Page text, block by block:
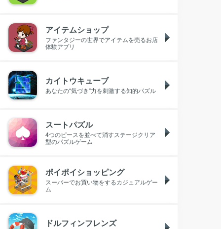
アイテムショップ
ファンタジーの世界でアイテムを売るお店
体験アプリ
カイトウキューブ
あなたの“気づき”力を刺激する知的パズル
スートパズル
4つのピースを並べて消すステージクリア
型のパズルゲーム
ポイポイショッピング
スーパーでお買い物をするカジュアルゲー
ム
ドルフィンフレンズ